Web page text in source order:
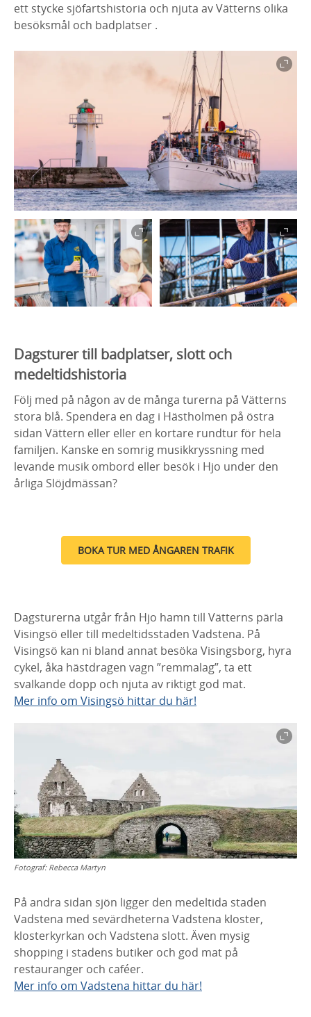
ett stycke sjöfartshistoria och njuta av Vätterns olika
besöksmål och badplatser .
Dagsturer till badplatser, slott och
medeltidshistoria
Följ med på någon av de många turerna på Vätterns
stora blå. Spendera en dag i Hästholmen på östra
sidan Vättern eller eller en kortare rundtur för hela
familjen. Kanske en somrig musikkryssning med
levande musik ombord eller besök i Hjo under den
årliga Slöjdmässan?
BOKA TUR MED ÅNGAREN TRAFIK
Dagsturerna utgår från Hjo hamn till Vätterns pärla
Visingsö eller till medeltidsstaden Vadstena. På
Visingsö kan ni bland annat besöka Visingsborg, hyra
cykel, åka hästdragen vagn ”remmalag”, ta ett
svalkande dopp och njuta av riktigt god mat.
Mer info om Visingsö hittar du här!
Fotograf: Rebecca Martyn
På andra sidan sjön ligger den medeltida staden
Vadstena med sevärdheterna Vadstena kloster,
klosterkyrkan och Vadstena slott. Även mysig
shopping i stadens butiker och god mat på
restauranger och caféer.
Mer info om Vadstena hittar du här!